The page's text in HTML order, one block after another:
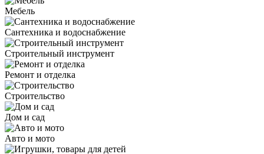
Мебель
Сантехника и водоснабжение
Строительный инструмент
Ремонт и отделка
Строительство
Дом и сад
Авто и мото